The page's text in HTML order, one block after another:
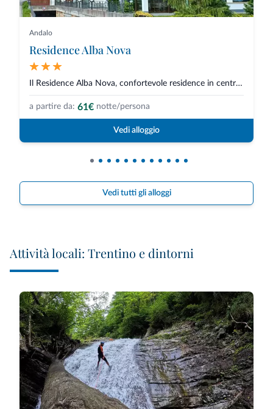
Andalo
Residence Alba Nova
Il Residence Alba Nova, confortevole residence in centro ad Andalo tra le D...
a partire da: 61€ notte/persona
Vedi alloggio
Vedi tutti gli alloggi
Attività locali: Trentino e dintorni